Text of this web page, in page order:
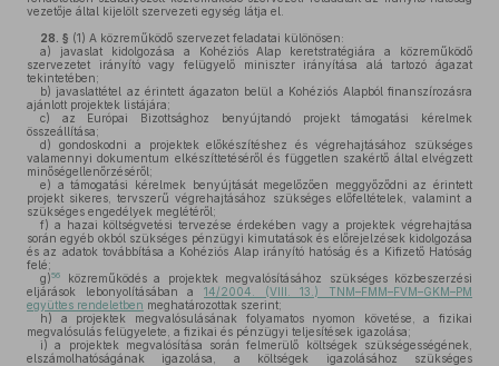
vezetője által kijelölt szervezeti egység látja el.
28. § (1) A közreműködő szervezet feladatai különösen:
a) javaslat kidolgozása a Kohéziós Alap keretstratégiára a közreműködő
szervezetet irányító vagy felügyelő miniszter irányítása alá tartozó ágazat
tekintetében;
b) javaslattétel az érintett ágazaton belül a Kohéziós Alapból finanszírozásra
ajánlott projektek listájára;
c) az Európai Bizottsághoz benyújtandó projekt támogatási kérelmek
összeállítása;
d) gondoskodni a projektek előkészítéshez és végrehajtásához szükséges
valamennyi dokumentum elkészíttetéséről és független szakértő által elvégzett
minőségellenőrzéséről;
e) a támogatási kérelmek benyújtását megelőzően meggyőződni az érintett
projekt sikeres, tervszerű végrehajtásához szükséges előfeltételek, valamint a
szükséges engedélyek meglétéről;
f) a hazai költségvetési tervezése érdekében vagy a projektek végrehajtása
során egyéb okból szükséges pénzügyi kimutatások és előrejelzések kidolgozása
és az adatok továbbítása a Kohéziós Alap irányító hatóság és a Kifizető Hatóság
felé;
g)56
közreműködés a projektek megvalósításához szükséges közbeszerzési
eljárások lebonyolításában a 14/2004. (VIII. 13.) TNM–FMM–FVM–GKM–PM
együttes rendeletben meghatározottak szerint;
h) a projektek megvalósulásának folyamatos nyomon követése, a fizikai
megvalósulás felügyelete, a fizikai és pénzügyi teljesítések igazolása;
i) a projektek megvalósítása során felmerülő költségek szükségességének,
elszámolhatóságának igazolása, a költségek igazolásához szükséges